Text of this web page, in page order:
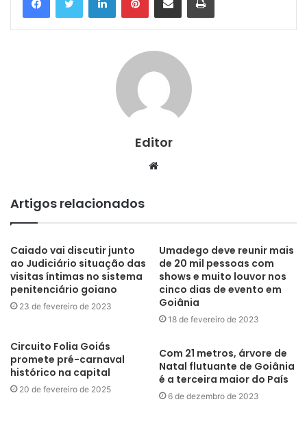
Editor
Website
Artigos relacionados
Caiado vai discutir junto
ao Judiciário situação das
visitas íntimas no sistema
penitenciário goiano
23 de fevereiro de 2023
Umadego deve reunir mais
de 20 mil pessoas com
shows e muito louvor nos
cinco dias de evento em
Goiânia
18 de fevereiro de 2023
Circuito Folia Goiás
promete pré-carnaval
histórico na capital
20 de fevereiro de 2025
Com 21 metros, árvore de
Natal flutuante de Goiânia
é a terceira maior do País
6 de dezembro de 2023